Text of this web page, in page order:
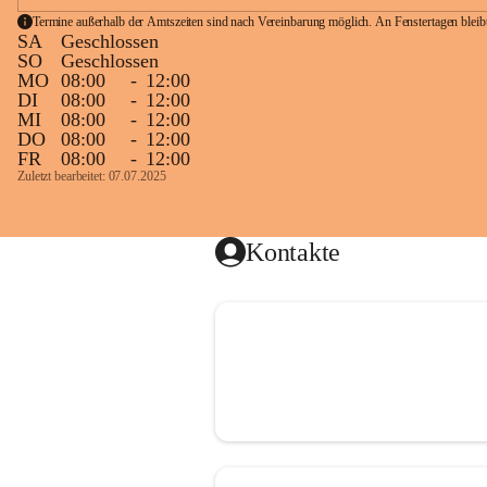
Termine außerhalb der Amtszeiten sind nach Vereinbarung möglich. An Fenstertagen
SA
Geschlossen
SO
Geschlossen
MO 08:00 - 12:00
DI
08:00 - 12:00
MI
08:00 - 12:00
DO
08:00 - 12:00
FR
08:00 - 12:00
Zuletzt bearbeitet: 07.07.2025
Kontakte